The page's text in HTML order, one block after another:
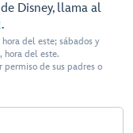
Disney, llama al
.
del este; sábados y
del este.
permiso de sus padres o